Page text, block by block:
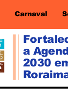
Carnaval
a
2030